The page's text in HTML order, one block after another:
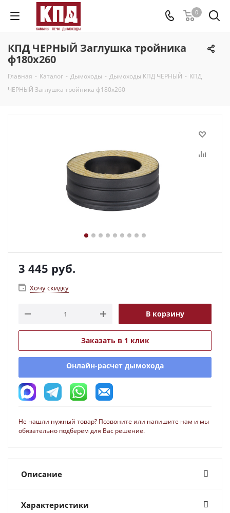
0
КПД ЧЕРНЫЙ Заглушка тройника
ф180х260
Главная - Каталог - Дымоходы - Дымоходы КПД ЧЕРНЫЙ - КПД
ЧЕРНЫЙ Заглушка тройника ф180х260
3 445 руб.
Хочу скидку
В корзину
Заказать в 1 клик
Онлайн-расчет дымохода
Не нашли нужный товар? Позвоните или напишите нам и мы
обязательно подберем для Вас решение.
Описание
Характеристики